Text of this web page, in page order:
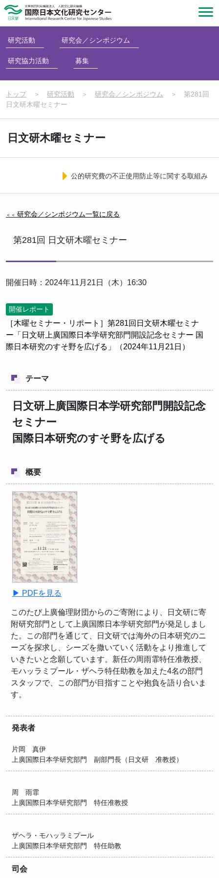
研究活動 研究会／シンポジウム
研究協力活動 募集
トップ＞ 研究活動 ＞ 研究会／シンポジウム ＞ 第281回
日文研木曜セミナー
日文研木曜セミナー
公的研究費の不正使用防止等に関する取組み
＜＜ 研究会／シンポジウム一覧に戻る
第281回 日文研木曜セミナー
開催日時：2024年11月21日（木）16:30
開催レポート
［木曜セミナー・リポート］第281回日文研木曜セミナ
ー「日文研上廣国際日本学研究部門開設記念セミナー 国
際日本研究のすそ野を広げる」（2024年11月21日）
テーマ
日文研上廣国際日本学研究部門開設記念
セミナー
国際日本研究のすそ野を広げる
概要
▶ PDFを見る
このたび上廣倫理財団からのご寄附により、日文研に寄
附研究部門として上廣国際日本学研究部門が発足しまし
た。この部門を通じて、日文研では海外の日本研究のニ
ーズを探求し、シーズを撒いていく活動をより推進して
いきたいと念願しています。新任の周雨霏特任准教授、
モハッラミプール・ザヘラ特任助教を加えた4名の部門
スタッフで、この部門が目指すことや抱負を語り合いま
す。
発表者
片岡 真伊
上廣国際日本学研究部門 副部門長（日文研 准教授）
周 雨霏
上廣国際日本学研究部門 特任准教授
ザヘラ・モハッラミプール
上廣国際日本学研究部門 特任助教
司会